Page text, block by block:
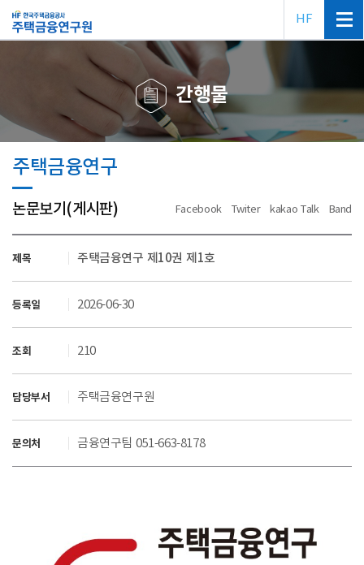
HF
간행물
주택금융연구
논문보기(게시판) Facebook Twiter kakao Talk Band
제목 주택금융연구 제10권 제1호
등록일 2026-06-30
조회 210
담당부서 주택금융연구원
문의처 금융연구팀 051-663-8178